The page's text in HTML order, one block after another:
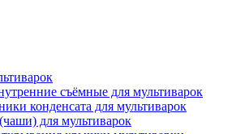
съёмные для мультиварок
конденсата для мультиварок
для мультиварок